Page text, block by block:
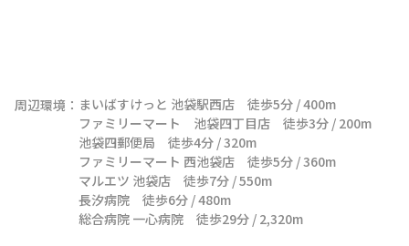
周辺環境： まいばすけっと 池袋駅西店　徒歩5分 / 400m
ファミリーマート　池袋四丁目店　徒歩3分 / 200m
池袋四郵便局　徒歩4分 / 320m
ファミリーマート 西池袋店　徒歩5分 / 360m
マルエツ 池袋店　徒歩7分 / 550m
長汐病院　徒歩6分 / 480m
総合病院 一心病院　徒歩29分 / 2,320m